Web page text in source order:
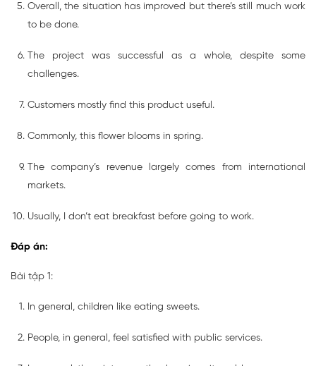
Overall, the situation has improved but there’s still much work
to be done.
The project was successful as a whole, despite some
challenges.
Customers mostly find this product useful.
Commonly, this flower blooms in spring.
The company’s revenue largely comes from international
markets.
Usually, I don’t eat breakfast before going to work.
Đáp án:
Bài tập 1:
In general, children like eating sweets.
People, in general, feel satisfied with public services.